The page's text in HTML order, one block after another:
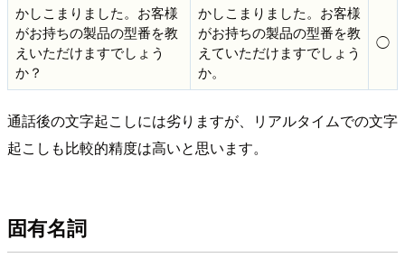
かしこまりました。お客様
がお持ちの製品の型番を教
えいただけますでしょう
か？
かしこまりました。お客様
がお持ちの製品の型番を教
えていただけますでしょう
か。
◯
通話後の文字起こしには劣りますが、リアルタイムでの文字
起こしも比較的精度は高いと思います。
固有名詞